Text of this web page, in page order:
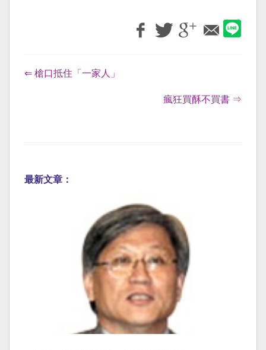
⇐ 槍口抵住「一家人」
瘋狂買酥不買書 ⇒
最新文章：